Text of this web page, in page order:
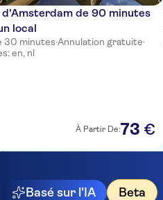
de 90 minutes
local
30 minutes·Annulation gratuite·
en, nl
À Partir De:73 €
Basé sur l'IA Beta